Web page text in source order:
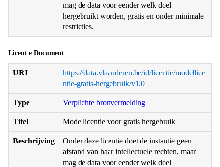
mag de data voor eender welk doel
hergebruikt worden, gratis en onder minimale
restricties.
Licentie Document
URI
https://data.vlaanderen.be/id/licentie/modellice
ntie-gratis-hergebruik/v1.0
Type Verplichte bronvermelding
Titel Modellicentie voor gratis hergebruik
Beschrijving
Onder deze licentie doet de instantie geen
afstand van haar intellectuele rechten, maar
mag de data voor eender welk doel